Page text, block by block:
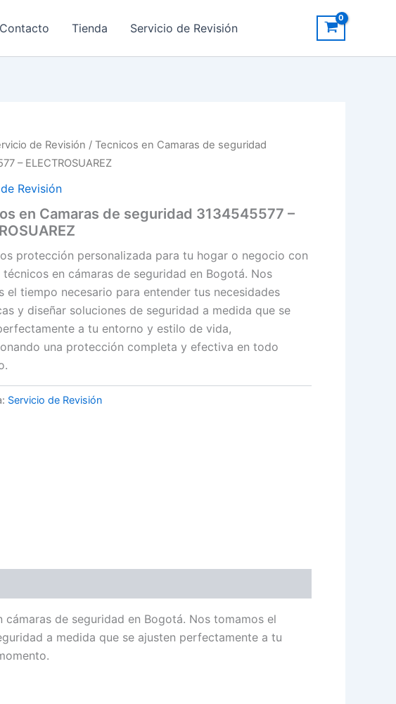
Contacto Tienda Servicio de Revisión
de Revisión / Tecnicos en Camaras de seguridad
– ELECTROSUAREZ
Revisión
en Camaras de seguridad 3134545577 –
protección personalizada para tu hogar o negocio con
técnicos en cámaras de seguridad en Bogotá. Nos
el tiempo necesario para entender tus necesidades
y diseñar soluciones de seguridad a medida que se
a tu entorno y estilo de vida,
una protección completa y efectiva en todo
Servicio de Revisión
de seguridad en Bogotá. Nos tomamos el
a medida que se ajusten perfectamente a tu